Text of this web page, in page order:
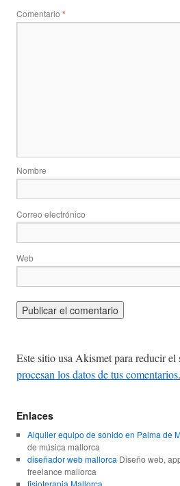
Comentario *
Nombre
Correo electrónico
Web
Este sitio usa Akismet para reducir el
procesan los datos de tus comentarios.
Enlaces
Alquiler equipo de sonido en Palma de
de música mallorca
diseñador web mallorca Diseño web,
freelance mallorca